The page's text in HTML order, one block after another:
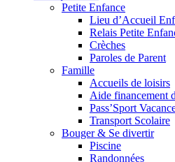
Petite Enfance
Lieu d’Accueil
Relais Petite
Crèches
Paroles de Parent
Famille
Accueils de loisirs
Aide financement
Pass’Sport
Transport Scolaire
Bouger & Se divertir
Piscine
Randonnées